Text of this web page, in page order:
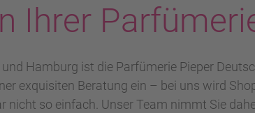
Ihrer
Hamburg ist die Parfümerie Pieper
exquisiten Beratung ein – bei uns wird
so einfach. Unser Team nimmt Sie